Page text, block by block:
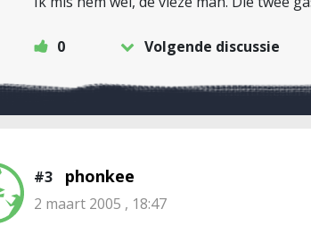
0 Volgende discussie
#3 phonkee
2 maart 2005 , 18:47